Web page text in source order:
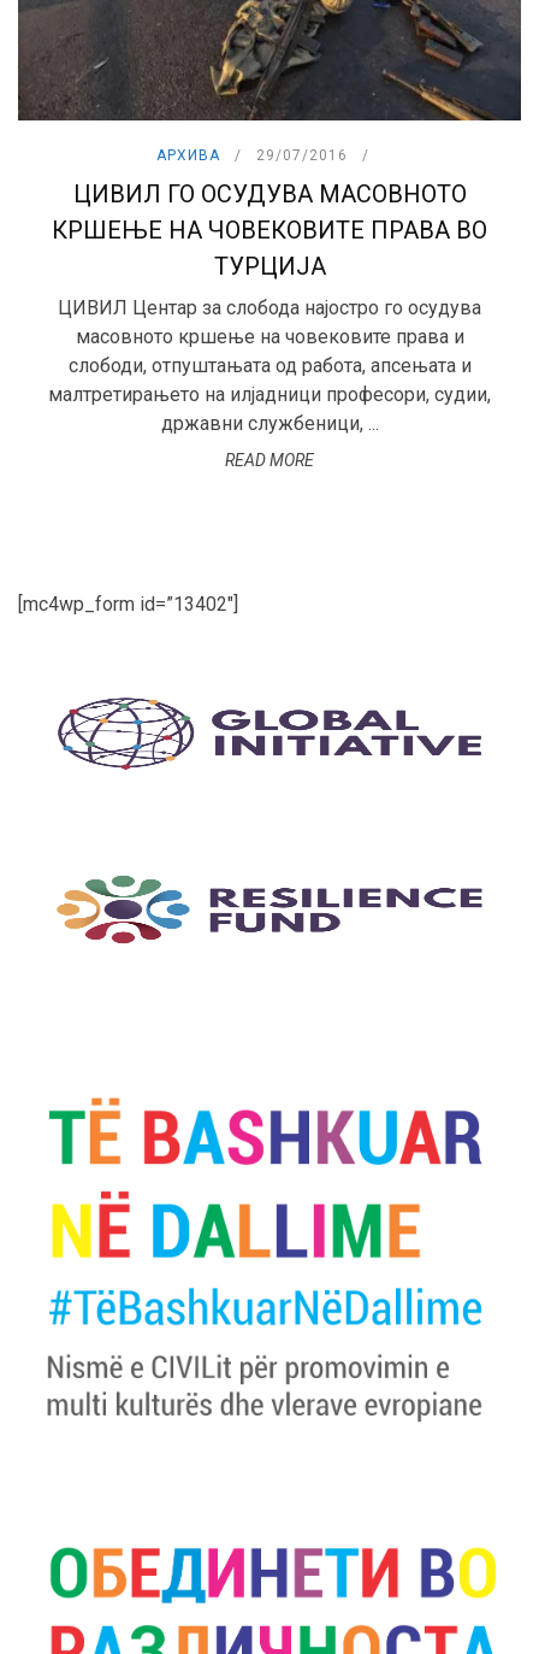
АРХИВА 29/07/2016
ЦИВИЛ ГО ОСУДУВА МАСОВНОТО
КРШЕЊЕ НА ЧОВЕКОВИТЕ ПРАВА ВО
ТУРЦИЈА
ЦИВИЛ Центар за слобода најостро го осудува
масовното кршење на човековите права и
слободи, отпуштањата од работа, апсењата и
малтретирањето на илјадници професори, судии,
државни службеници, ...
READ MORE
[mc4wp_form id=”13402″]